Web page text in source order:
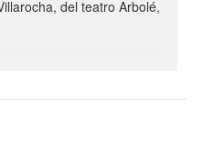
del teatro Arbolé,